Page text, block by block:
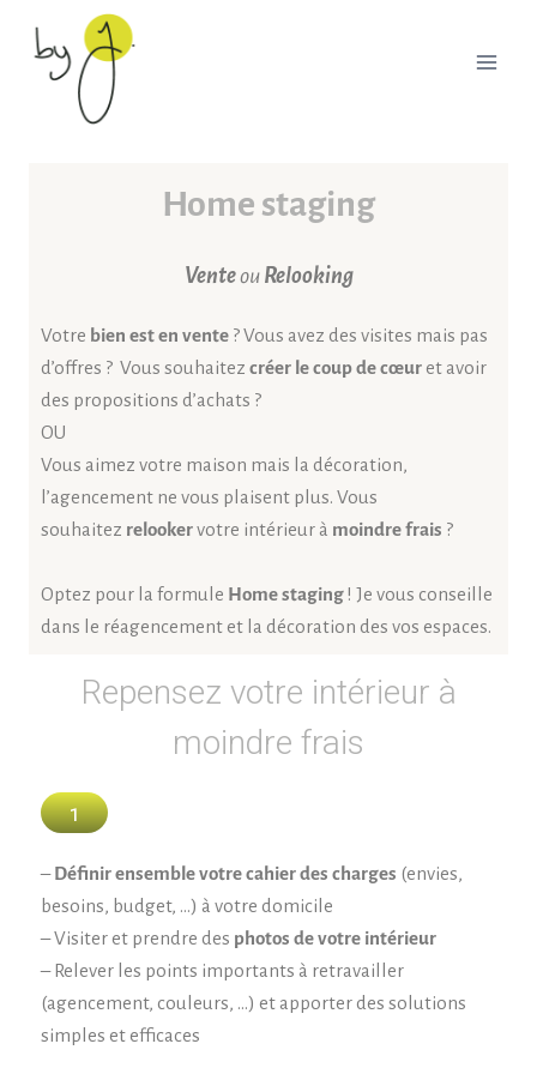
Home staging
Venteou Relooking
Votre bien est en vente ? Vous avez des visites mais pas
d’offres ? Vous souhaitez créer le coup de cœur et avoir
des propositions d’achats ?
OU
Vous aimez votre maison mais la décoration,
l’agencement ne vous plaisent plus. Vous
souhaitez relookervotre intérieur à moindre frais ?
Optez pour la formule Home staging! Je vous conseille
dans le réagencement et la décoration des vos espaces.
Repensez votre intérieur à
moindre frais
1
–Définir ensemble votre cahier des charges (envies,
besoins, budget, …) à votre domicile
– Visiter et prendre des photos de votre intérieur
– Relever les points importants à retravailler
(agencement, couleurs, …) et apporter des solutions
simples et efficaces